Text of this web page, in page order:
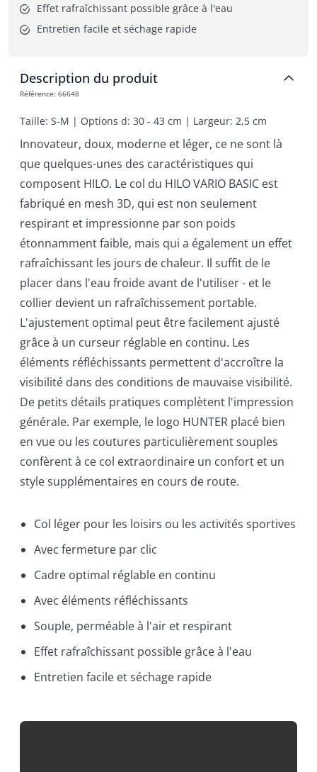
Effet rafraîchissant possible grâce à l'eau
Entretien facile et séchage rapide
Description du produit
Référence: 66648
Taille: S-M | Options d: 30 - 43 cm | Largeur: 2,5 cm
Innovateur, doux, moderne et léger, ce ne sont là
que quelques-unes des caractéristiques qui
composent HILO. Le col du HILO VARIO BASIC est
fabriqué en mesh 3D, qui est non seulement
respirant et impressionne par son poids
étonnamment faible, mais qui a également un effet
rafraîchissant les jours de chaleur. Il suffit de le
placer dans l'eau froide avant de l'utiliser - et le
collier devient un rafraîchissement portable.
L'ajustement optimal peut être facilement ajusté
grâce à un curseur réglable en continu. Les
éléments réfléchissants permettent d'accroître la
visibilité dans des conditions de mauvaise visibilité.
De petits détails pratiques complètent l'impression
générale. Par exemple, le logo HUNTER placé bien
en vue ou les coutures particulièrement souples
confèrent à ce col extraordinaire un confort et un
style supplémentaires en cours de route.
Col léger pour les loisirs ou les activités sportives
Avec fermeture par clic
Cadre optimal réglable en continu
Avec éléments réfléchissants
Souple, perméable à l'air et respirant
Effet rafraîchissant possible grâce à l'eau
Entretien facile et séchage rapide